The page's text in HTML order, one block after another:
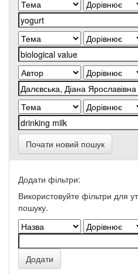
Почати новий пошук
Додати фільтри:
Використовуйте фільтри для
пошуку.